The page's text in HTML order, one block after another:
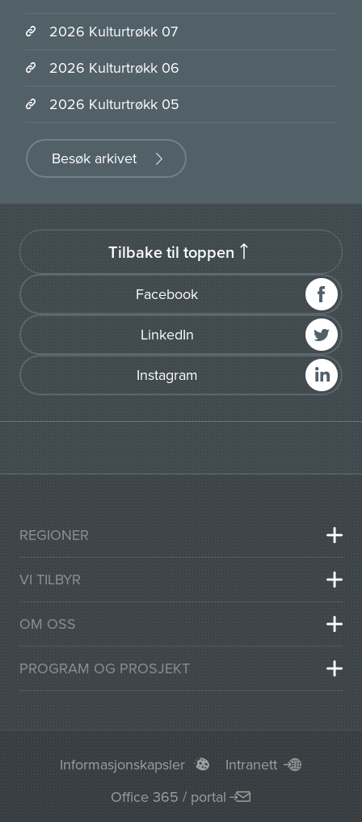
2026 Kulturtrøkk 07
2026 Kulturtrøkk 06
2026 Kulturtrøkk 05
Besøk arkivet
Facebook
LinkedIn
Instagram
Tilbake til toppen
REGIONER
VI TILBYR
OM OSS
PROGRAM OG PROSJEKT
Informasjonskapsler
Intranett
Office 365 / portal